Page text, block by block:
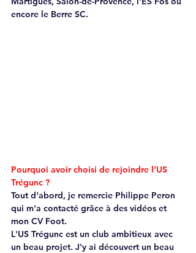
encore le Berre SC.
Pourquoi avoir choisi de rejoindre l’US
Trégunc ?
Tout d'abord, je remercie Philippe Peron
qui m'a contacté grâce à des vidéos et
mon CV Foot.
L'US Trégunc est un club ambitieux avec
un beau projet. J'y ai découvert un beau